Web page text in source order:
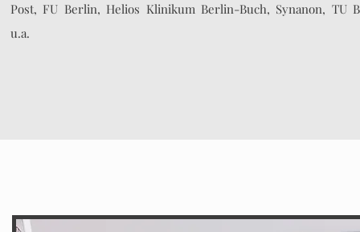
Post, FU Berlin, Helios Klinikum Berlin-Buch, Synanon, TU
u.a.